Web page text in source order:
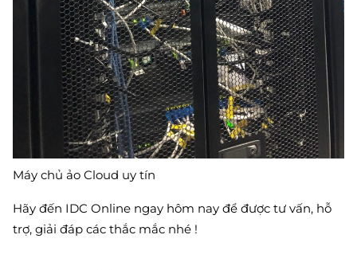
Máy chủ ảo Cloud uy tín
Hãy đến IDC Online ngay hôm nay để được tư vấn, hỗ
trợ, giải đáp các thắc mắc nhé !